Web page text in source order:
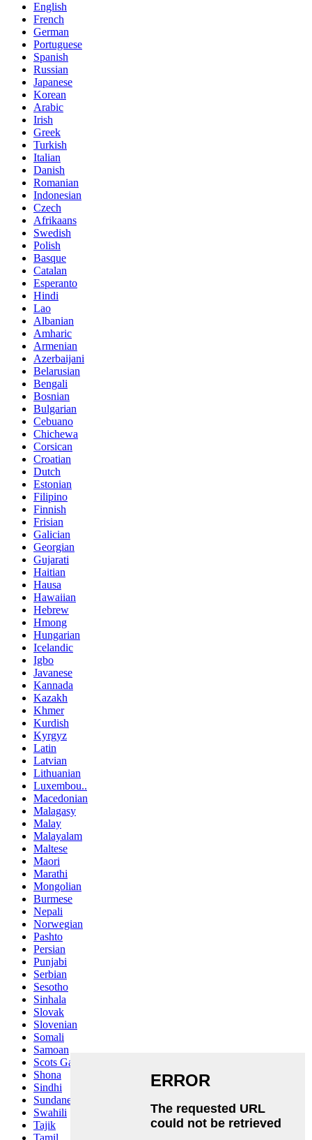
English
French
German
Portuguese
Spanish
Russian
Japanese
Korean
Arabic
Irish
Greek
Turkish
Italian
Danish
Romanian
Indonesian
Czech
Afrikaans
Swedish
Polish
Basque
Catalan
Esperanto
Hindi
Lao
Albanian
Amharic
Armenian
Azerbaijani
Belarusian
Bengali
Bosnian
Bulgarian
Cebuano
Chichewa
Corsican
Croatian
Dutch
Estonian
Filipino
Finnish
Frisian
Galician
Georgian
Gujarati
Haitian
Hausa
Hawaiian
Hebrew
Hmong
Hungarian
Icelandic
Igbo
Javanese
Kannada
Kazakh
Khmer
Kurdish
Kyrgyz
Latin
Latvian
Lithuanian
Luxembou..
Macedonian
Malagasy
Malay
Malayalam
Maltese
Maori
Marathi
Mongolian
Burmese
Nepali
Norwegian
Pashto
Persian
Punjabi
Serbian
Sesotho
Sinhala
Slovak
Slovenian
Somali
Samoan
Scots Gaelic
Shona
Sindhi
Sundanese
Swahili
Tajik